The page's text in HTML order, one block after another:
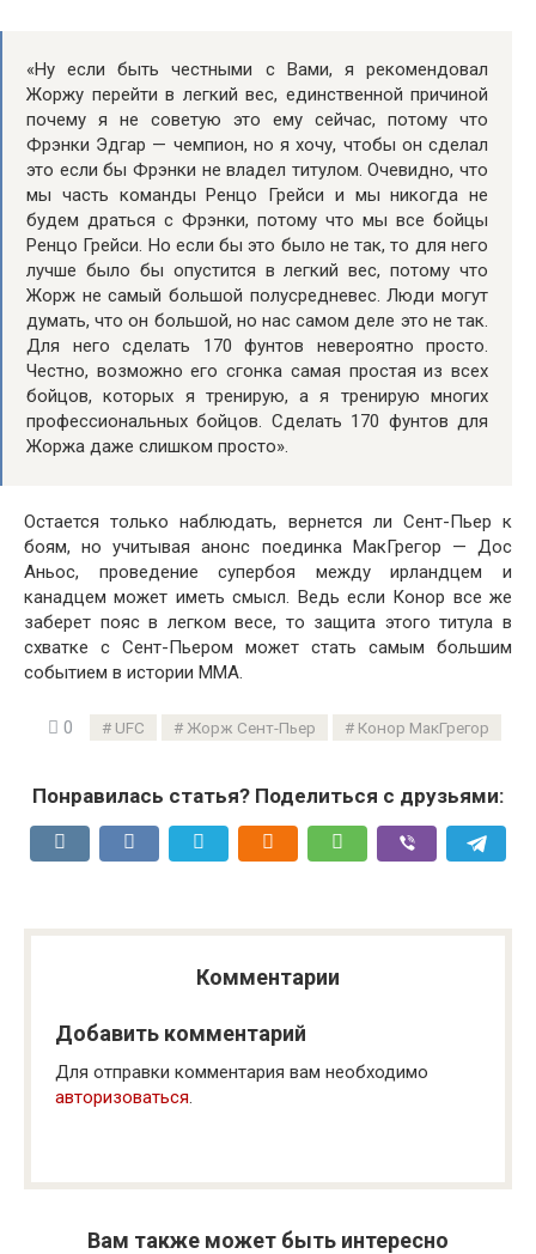
«Ну если быть честными с Вами, я рекомендовал
Жоржу перейти в легкий вес, единственной причиной
почему я не советую это ему сейчас, потому что
Фрэнки Эдгар — чемпион, но я хочу, чтобы он сделал
это если бы Фрэнки не владел титулом. Очевидно, что
мы часть команды Ренцо Грейси и мы никогда не
будем драться с Фрэнки, потому что мы все бойцы
Ренцо Грейси. Но если бы это было не так, то для него
лучше было бы опустится в легкий вес, потому что
Жорж не самый большой полусредневес. Люди могут
думать, что он большой, но нас самом деле это не так.
Для него сделать 170 фунтов невероятно просто.
Честно, возможно его сгонка самая простая из всех
бойцов, которых я тренирую, а я тренирую многих
профессиональных бойцов. Сделать 170 фунтов для
Жоржа даже слишком просто».
Остается только наблюдать, вернется ли Сент-Пьер к
боям, но учитывая анонс поединка МакГрегор — Дос
Аньос, проведение супербоя между ирландцем и
канадцем может иметь смысл. Ведь если Конор все же
заберет пояс в легком весе, то защита этого титула в
схватке с Сент-Пьером может стать самым большим
событием в истории MMA.
0 UFC Жорж Сент-Пьер Конор МакГрегор
Понравилась статья? Поделиться с друзьями:
Комментарии
Добавить комментарий
Для отправки комментария вам необходимо
авторизоваться.
Вам также может быть интересно